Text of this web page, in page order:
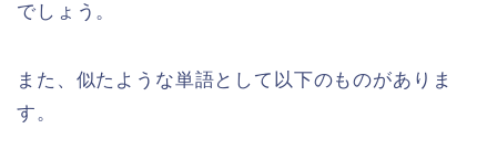
でしょう。
また、似たような単語として以下のものがありま
す。